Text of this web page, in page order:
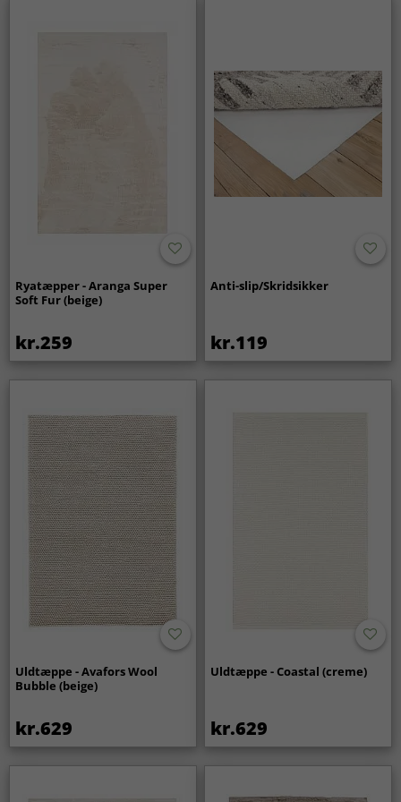
Ryatæpper - Aranga Super
Soft Fur (beige)
kr.259
Anti-slip/Skridsikker
kr.119
Uldtæppe - Avafors Wool
Bubble (beige)
kr.629
Uldtæppe - Coastal (creme)
kr.629